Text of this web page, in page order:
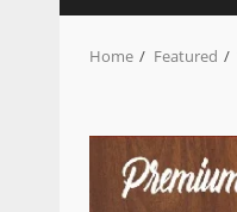
Home Featured